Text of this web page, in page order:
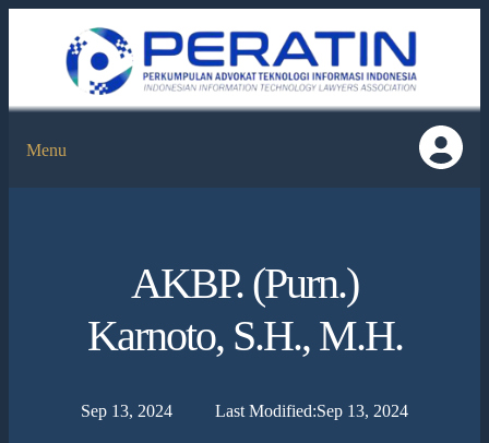
Menu
AKBP. (Purn.)
Karnoto, S.H., M.H.
Sep 13, 2024 Last Modified:Sep 13, 2024